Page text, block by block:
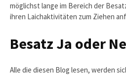
möglichst lange im Bereich der
ihren Laichaktivitäten zum Ziehen
Besatz Ja oder
Alle die diesen Blog lesen, werden